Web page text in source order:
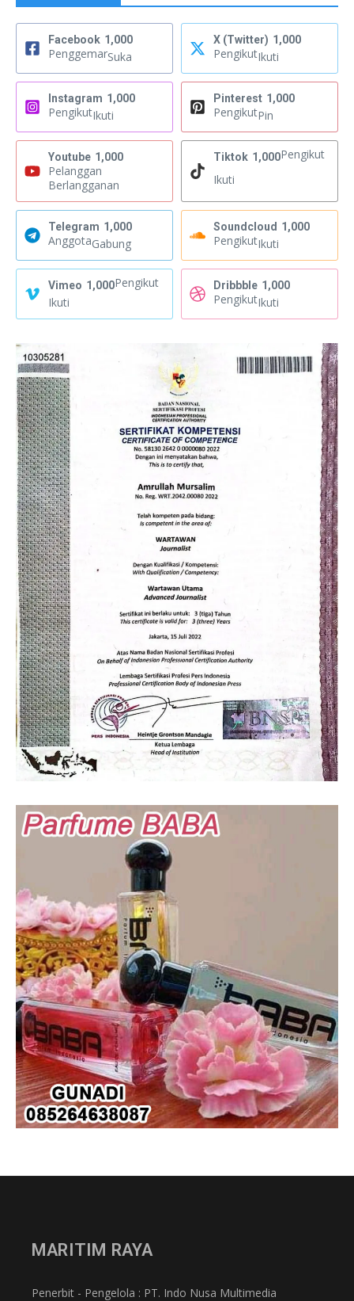
Facebook 1,000
PenggemarSuka
X (Twitter) 1,000
PengikutIkuti
Instagram 1,000
PengikutIkuti
Pinterest 1,000
PengikutPin
Youtube 1,000
Pelanggan
Berlangganan
Tiktok 1,000Pengikut
Ikuti
Telegram 1,000
AnggotaGabung
Soundcloud 1,000
PengikutIkuti
Vimeo 1,000Pengikut
Ikuti
Dribbble 1,000
PengikutIkuti
MARITIM RAYA
Penerbit - Pengelola : PT. Indo Nusa Multimedia